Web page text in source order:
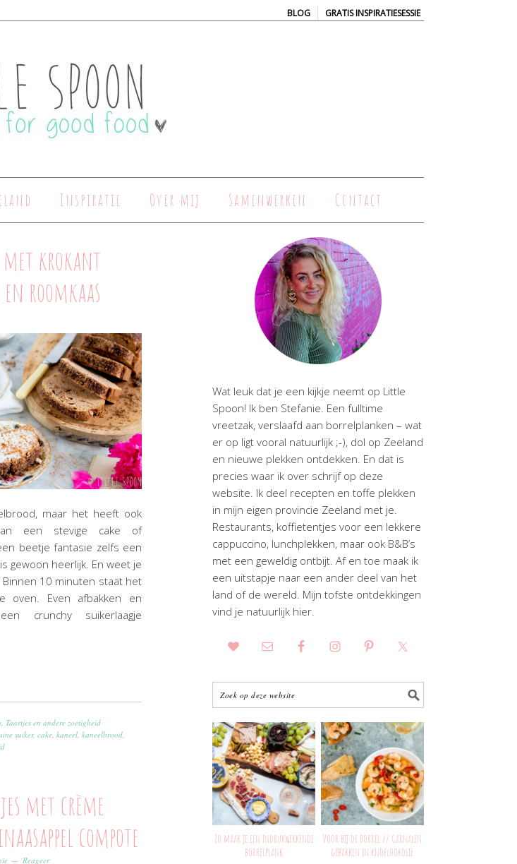
BLOG | GRATIS INSPIRATIESESSIE
Inspiratie Over mij Samenwerken Contact
met krokant
roomkaas
maar het heeft ook
een stevige cake of
beetje fantasie zelfs een
gewoon heerlijk. En weet je
Binnen 10 minuten staat het
oven. Even afbakken en
crunchy suikerlaagje
Taartjes en andere zoetigheid
suiker, cake, kaneel, kaneelbrood,
met crème
compote
Reageer
Wat leuk dat je een kijkje neemt op Little
Spoon! Ik ben Stefanie. Een fulltime
vreetzak, verslaafd aan borrelplanken – wat
er op ligt vooral natuurlijk ;-), dol op Zeeland
en nieuwe plekken ontdekken. En dat is
precies waar ik over schrijf op deze
website. Ik deel recepten en toffe plekken
in mijn eigen provincie Zeeland met je.
Restaurants, koffietentjes voor een lekkere
cappuccino, lunchplekken, maar ook B&B’s
met een geweldig ontbijt. Af en toe maak ik
een uitstapje naar een ander deel van het
land of de wereld. Mijn tofste ontdekkingen
vind je natuurlijk hier.
Zo maak je een indrukwekkende
borrelplank
Voor bij de borrel // Garnalen
gebakken in knoflookolie